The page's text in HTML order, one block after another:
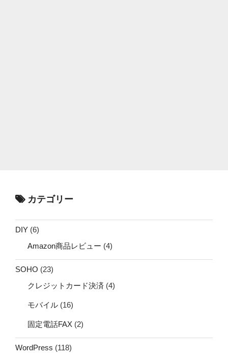
カテゴリー
DIY (6)
Amazon商品レビュー (4)
SOHO (23)
クレジットカード決済 (4)
モバイル (16)
固定電話FAX (2)
WordPress (118)